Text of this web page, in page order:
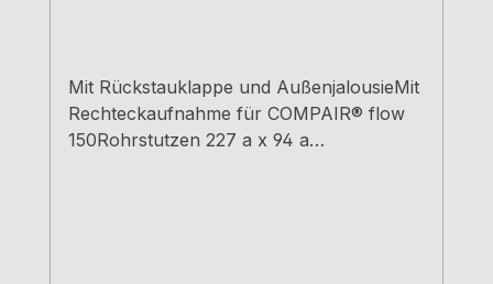
Mit Rückstauklappe und AußenjalousieMit
Rechteckaufnahme für COMPAIR® flow
150Rohrstutzen 227 a x 94 a